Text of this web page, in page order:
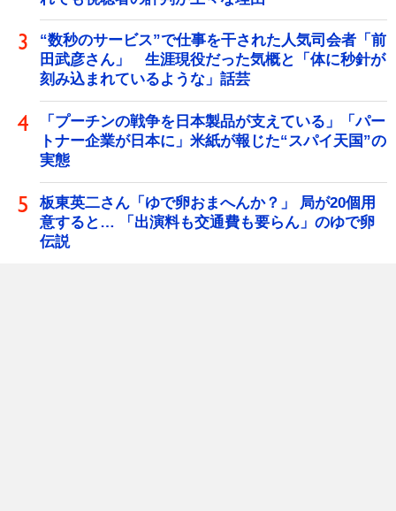
“数秒のサービス”で仕事を干された人気司会者「前
田武彦さん」 生涯現役だった気概と「体に秒針が
刻み込まれているような」話芸
「プーチンの戦争を日本製品が支えている」「パー
トナー企業が日本に」米紙が報じた“スパイ天国”の
実態
板東英二さん「ゆで卵おまへんか？」 局が20個用
意すると… 「出演料も交通費も要らん」のゆで卵
伝説